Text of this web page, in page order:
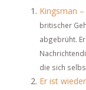
Kingsman
britischer
abgebrüht.
die sich
Er ist